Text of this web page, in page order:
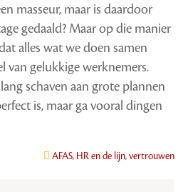
masseur, maar is daardoor
gedaald? Maar op die manier
alles wat we doen samen
van gelukkige werknemers.
schaven aan grote plannen
is, maar ga vooral dingen
AFAS, HR en de lijn,vertrouwen